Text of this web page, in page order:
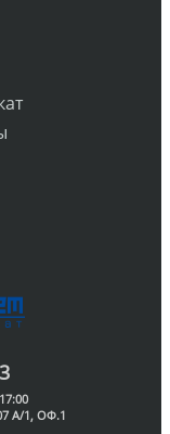
А/1, ОФ.1